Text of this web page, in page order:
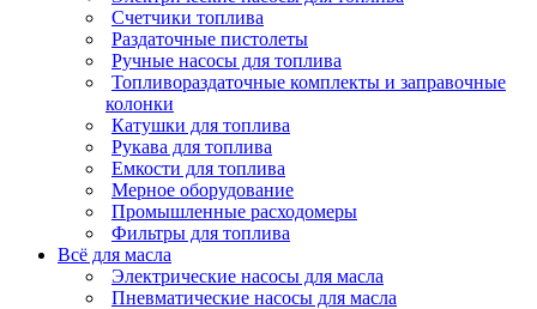
Счетчики топлива
Раздаточные пистолеты
Ручные насосы для топлива
Топливораздаточные комплекты и заправочные
колонки
Катушки для топлива
Рукава для топлива
Емкости для топлива
Мерное оборудование
Промышленные расходомеры
Фильтры для топлива
Всё для масла
Электрические насосы для масла
Пневматические насосы для масла